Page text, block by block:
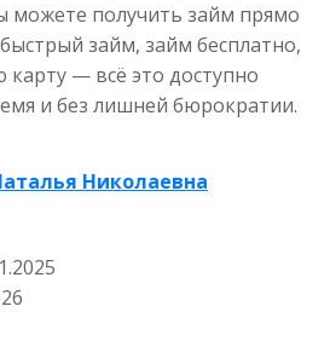
можете получить займ прямо
займ, займ бесплатно,
карту — всё это доступно
и без лишней бюрократии.
Николаевна